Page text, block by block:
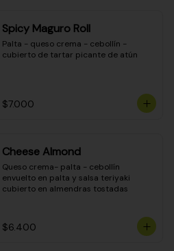
Spicy Maguro Roll
Palta - queso crema - cebollín -
cubierto de tartar picante de atún
$7.000
Cheese Almond
Queso crema- palta - cebollín
envuelto en palta y salsa teriyaki
cubierto en almendras tostadas
$6.400